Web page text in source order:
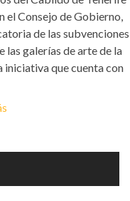
el Consejo de Gobierno,
de las subvenciones
las galerías de arte de la
iniciativa que cuenta con